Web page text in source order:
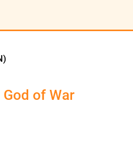
of War